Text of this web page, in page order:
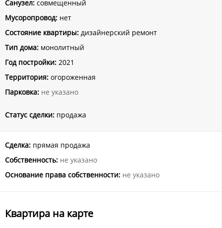
Санузел: совмещенный
Мусоропровод: нет
Состояние квартиры: дизайнерский ремонт
Тип дома: монолитный
Год постройки: 2021
Территория: огороженная
Парковка: не указано
Статус сделки: продажа
Сделка: прямая продажа
Собственность: не указано
Основание права собственности: не указано
Квартира на карте